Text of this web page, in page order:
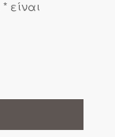
* είναι